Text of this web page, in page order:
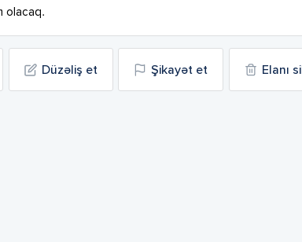
olacaq.
Düzəliş et Şikayət et Elanı sil